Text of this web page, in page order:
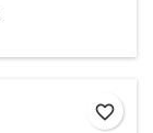
favorite_border